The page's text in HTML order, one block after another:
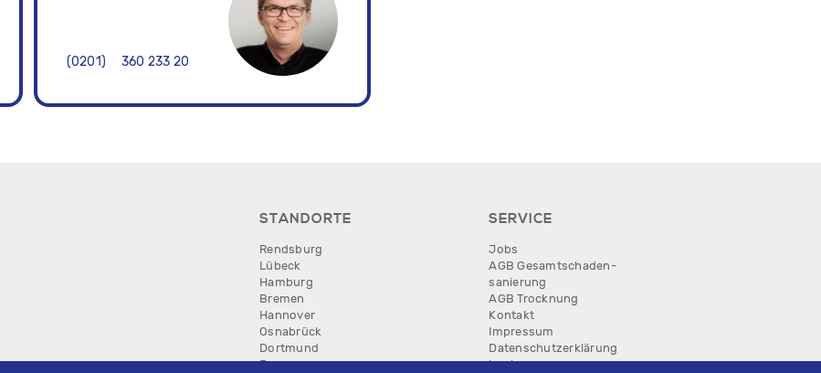
0201 360 233 20
STANDORTE
Rendsburg
Lübeck
Hamburg
Bremen
Hannover
Osnabrück
Dortmund
Essen
SERVICE
Jobs
AGB Gesamtschaden­
sanierung
AGB Trocknung
Kontakt
Impressum
Datenschutzerklärung
Login